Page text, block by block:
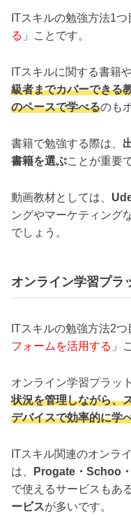
ITスキルの勉強方法1つ
る 」ことです。
ITスキルに関する書籍
級者までカバーできる
のペースで学べるのも
書籍で勉強する際は、
書籍を選ぶことが重要
動画教材としては、
ングやマーケティング
でしょう。
オンライン学習プラ
ITスキルの勉強方法2つ
フォームを活用する 」
オンライン学習プラッ
状況を管理しながら、
デバイスで効率的に学
ITスキル関連のオンラ
は、
Progate・Schoo
で使えるサービスもあ
ービスが多いです。